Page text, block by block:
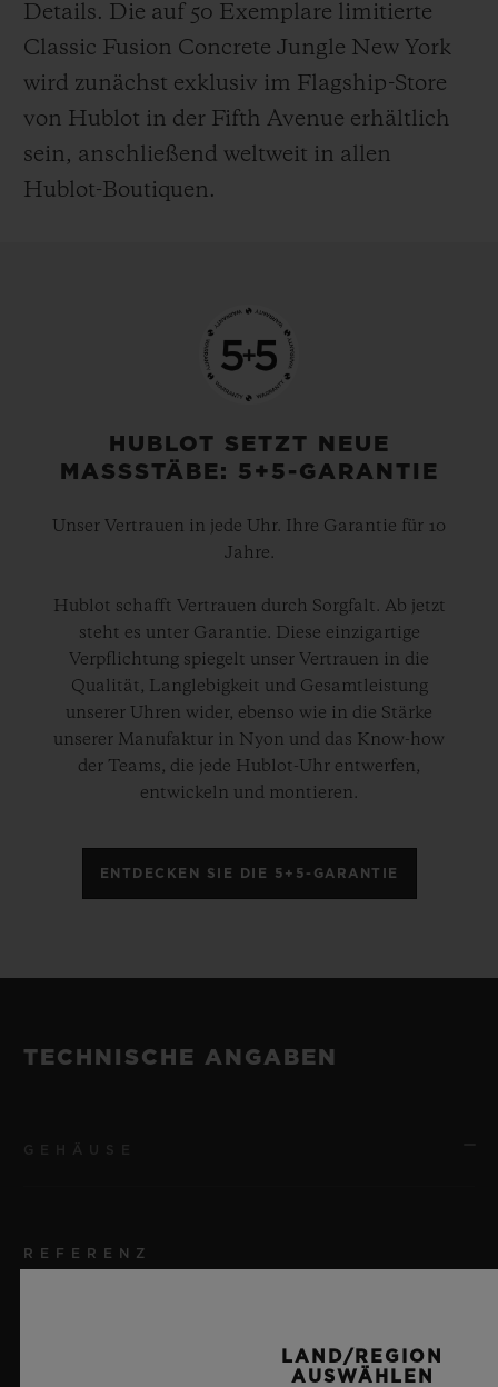
Details. Die auf 50 Exemplare limitierte
Classic Fusion Concrete Jungle New York
wird zunächst exklusiv im Flagship-Store
von Hublot in der Fifth Avenue erhältlich
sein, anschließend weltweit in allen
Hublot-Boutiquen.
HUBLOT SETZT NEUE
MASSSTÄBE: 5+5-GARANTIE
Unser Vertrauen in jede Uhr. Ihre Garantie für 10
Jahre.
Hublot schafft Vertrauen durch Sorgfalt. Ab jetzt
steht es unter Garantie. Diese einzigartige
Verpflichtung spiegelt unser Vertrauen in die
Qualität, Langlebigkeit und Gesamtleistung
unserer Uhren wider, ebenso wie in die Stärke
unserer Manufaktur in Nyon und das Know-how
der Teams, die jede Hublot-Uhr entwerfen,
entwickeln und montieren.
ENTDECKEN SIE DIE 5+5-GARANTIE
TECHNISCHE ANGABEN
REFERENZ
LAND/REGION
AUSWÄHLEN